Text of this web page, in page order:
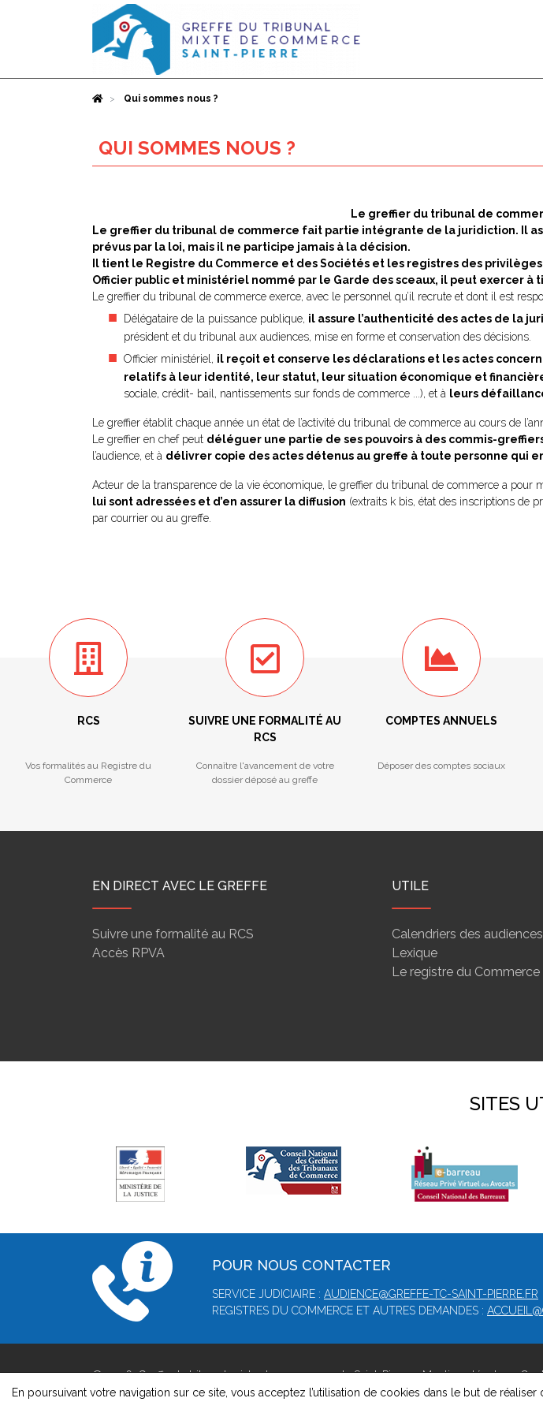
AccueilQui sommes nous ?
QUI SOMMES NOUS ?
Le greffier du tribunal de
Le greffier du tribunal de commerce fait partie intégrante de la juridiction. Il
prévus par la loi, mais il ne participe jamais à la décision.
Il tient le Registre du Commerce et des Sociétés et les registres des
Officier public et ministériel nommé par le Garde des sceaux, il peut exercer à
Le greffier du tribunal de commerce exerce, avec le personnel qu’il recrute et dont il est
Délégataire de la puissance publique, il assure l’authenticité des actes de la
président et du tribunal aux audiences, mise en forme et conservation des décisions.
Officier ministériel, il reçoit et conserve les déclarations et les actes
relatifs à leur identité, leur statut, leur situation économique et
sociale, crédit- bail, nantissements sur fonds de commerce ...), et à leurs
Le greffier établit chaque année un état de l’activité du tribunal de commerce au cours de
Le greffier en chef peut déléguer une partie de ses pouvoirs à des commis-
l’audience, et à délivrer copie des actes détenus au greffe à toute personne qui
Acteur de la transparence de la vie économique, le greffier du tribunal de commerce a pour
lui sont adressées et d’en assurer la diffusion (extraits k bis, état des inscriptions de
par courrier ou au greffe.
RCS
Vos formalités au Registre du
Commerce
SUIVRE UNE FORMALITÉ AU
RCS
Connaître l'avancement de votre
dossier déposé au greffe
COMPTES ANNUELS
Déposer des comptes sociaux
EN DIRECT AVEC LE GREFFE
Suivre une formalité au RCS
Accès RPVA
UTILE
Calendriers des audiences
Lexique
Le registre du
SITES
POUR NOUS CONTACTER
SERVICE JUDICIAIRE : AUDIENCE@GREFFE-TC-SAINT-PIERRE.FR
REGISTRES DU COMMERCE ET AUTRES DEMANDES :
© 2026, Greffe du tribunal mixte de commerce de Saint-Pierre -Mentions légales-
Version : 1.8.1
En poursuivant votre navigation sur ce site, vous acceptez l’utilisation de cookies dans le but de réaliser